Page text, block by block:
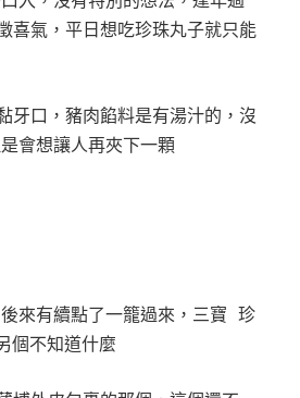
喜氣，平日想吃珍珠丸子就只能
牙口，豬肉餡料是有湯汁的，沒
會想讓人再夾下一顆
來有續點了一籠過來，三寶 珍
個不知道什麼